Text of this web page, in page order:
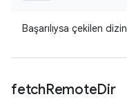
Başarılıysa çekilen dizin
fetchRemoteDir